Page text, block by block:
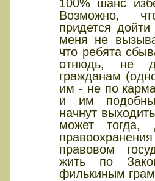
100% шанс
Возможно,
придется
меня не
что ребята
отнюдь, не
гражданам
им - не по
и им
начнут
может тогда,
правовом
жить по
филькиным